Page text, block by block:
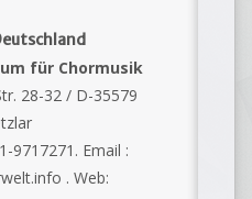
für Chormusik
28-32 / D-35579
9717271. Email :
. Web: